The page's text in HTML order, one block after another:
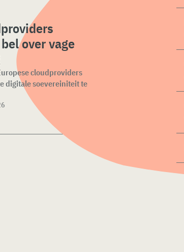
over vage
cloudproviders
digitale soevereiniteit te